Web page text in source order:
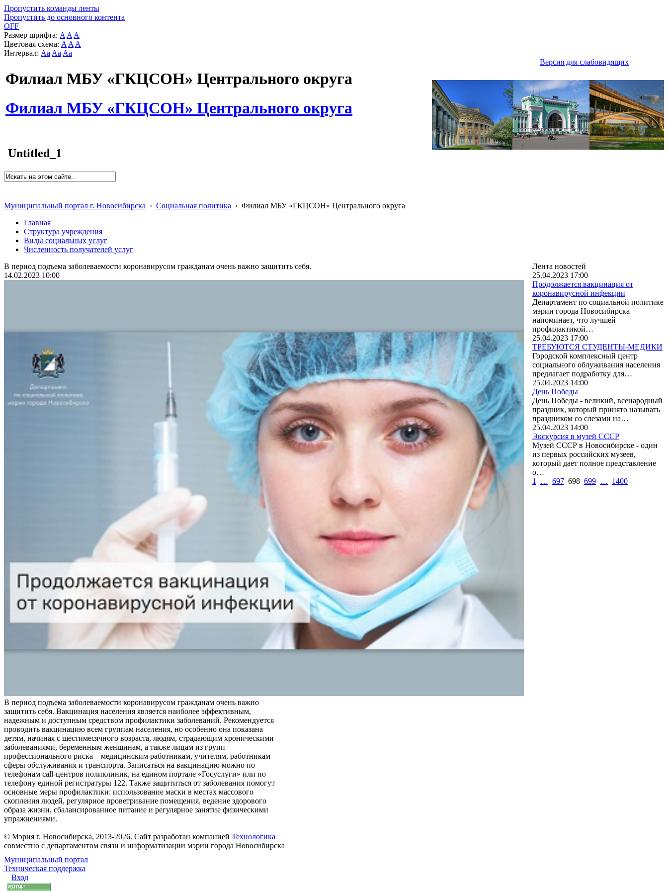
Пропустить команды ленты
Пропустить до основного контента
OFF
Размер шрифта: A A A
Цветовая схема: A A A
Интервал: Aa Aa Aa
Версия для слабовидящих
Филиал МБУ «ГКЦСОН» Центрального округа
Филиал МБУ «ГКЦСОН» Центрального округа
Untitled_1
Муниципальный портал г. Новосибирска › Социальная политика › Филиал МБУ «ГКЦСОН» Центрального округа
Главная
Структура учреждения
Виды социальных услуг
Численность получателей услуг
В период подъема заболеваемости коронавирусом гражданам очень важно защитить себя.
14.02.2023 10:00
В период подъема заболеваемости коронавирусом гражданам очень важно
защитить себя. Вакцинация населения является наиболее эффективным,
надежным и доступным средством профилактики заболеваний. Рекомендуется
проводить вакцинацию всем группам населения, но особенно она показана
детям, начиная с шестимесячного возраста, людям, страдающим хроническими
заболеваниями, беременным женщинам, а также лицам из групп
профессионального риска – медицинским работникам, учителям, работникам
сферы обслуживания и транспорта. Записаться на вакцинацию можно по
телефонам call-центров поликлиник, на едином портале «Госуслуги» или по
телефону единой регистратуры 122. Также защититься от заболевания помогут
основные меры профилактики: использование маски в местах массового
скопления людей, регулярное проветривание помещения, ведение здорового
образа жизни, сбалансированное питание и регулярное занятие физическими
упражнениями.
Лента новостей
25.04.2023 17:00
Продолжается вакцинация от
коронавирусной инфекции
Департамент по социальной политике
мэрии города Новосибирска
напоминает, что лучшей
профилактикой…
25.04.2023 17:00
ТРЕБУЮТСЯ СТУДЕНТЫ-МЕДИКИ
Городской комплексный центр
социального облуживания населения
предлагает подработку для…
25.04.2023 14:00
День Победы
День Победы - великий, всенародный
праздник, который принято называть
праздником со слезами на…
25.04.2023 14:00
Экскурсия в музей СССР
Музей СССР в Новосибирске - один
из первых российских музеев,
который дает полное представление
о…
1
… 697 698 699 … 1400
© Мэрия г. Новосибирска, 2013-2026. Сайт разработан компанией Технологика
совместно с департаментом связи и информатизации мэрии города Новосибирска
Муниципальный портал
Техническая поддержка
Вход